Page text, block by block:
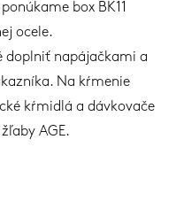
box BK11
ocele.
doplniť napájačkami a
Na kŕmenie
kŕmidlá a dávkovače
AGE.